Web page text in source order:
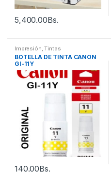
5,400.00Bs.
Impresión ,Tintas
BOTELLA DE TINTA CANON
GI-11Y
140.00Bs.